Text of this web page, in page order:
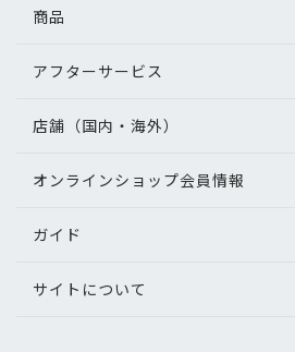
商品
アフターサービス
店舗（国内・海外）
オンラインショップ会員情報
ガイド
サイトについて